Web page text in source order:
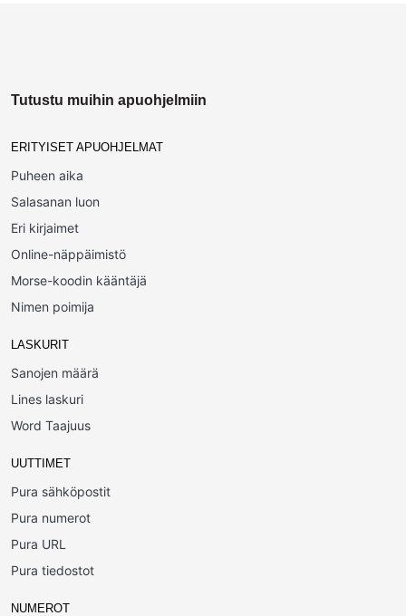
Tutustu muihin apuohjelmiin
ERITYISET APUOHJELMAT
Puheen aika
Salasanan luon
Eri kirjaimet
Online-näppäimistö
Morse-koodin kääntäjä
Nimen poimija
LASKURIT
Sanojen määrä
Lines laskuri
Word Taajuus
UUTTIMET
Pura sähköpostit
Pura numerot
Pura URL
Pura tiedostot
NUMEROT